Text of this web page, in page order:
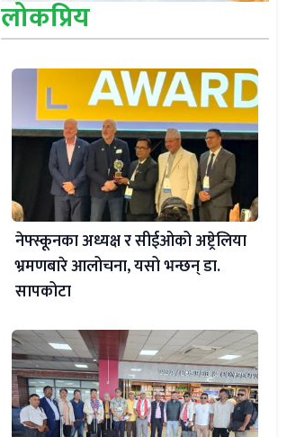
लोकप्रिय
नेफ्स्कूनका अध्यक्ष र सीईओको अष्ट्रेलिया
भ्रमणबारे आलोचना, यसो भन्छन् डा‍.
सापकोटा